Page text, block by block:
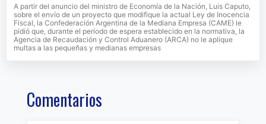
A partir del anuncio del ministro de Economía de la Nación, Luis Caputo,
sobre el envío de un proyecto que modifique la actual Ley de Inocencia
Fiscal, la Confederación Argentina de la Mediana Empresa (CAME) le
pidió que, durante el período de espera establecido en la normativa, la
Agencia de Recaudación y Control Aduanero (ARCA) no le aplique
multas a las pequeñas y medianas empresas
Comentarios